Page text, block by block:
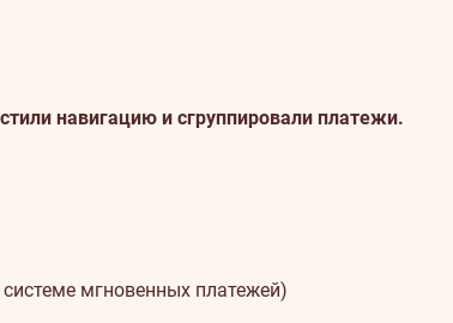
навигацию и сгруппировали платежи.
мгновенных платежей)